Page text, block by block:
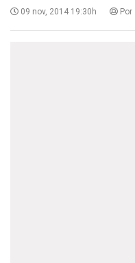
09 nov, 2014 19:30h Por